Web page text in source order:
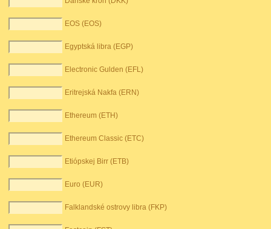
EOS (EOS)
Egyptská libra (EGP)
Electronic Gulden (EFL)
Eritrejská Nakfa (ERN)
Ethereum (ETH)
Ethereum Classic (ETC)
Etiópskej Birr (ETB)
Euro (EUR)
Falklandské ostrovy libra (FKP)